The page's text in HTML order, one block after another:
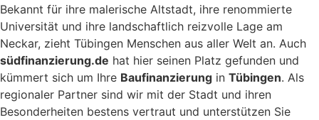
Bekannt für ihre malerische Altstadt, ihre renommierte
Universität und ihre landschaftlich reizvolle Lage am
Neckar, zieht Tübingen Menschen aus aller Welt an. Auch
südfinanzierung.de hat hier seinen Platz gefunden und
kümmert sich um Ihre Baufinanzierung in Tübingen. Als
regionaler Partner sind wir mit der Stadt und ihren
Besonderheiten bestens vertraut und unterstützen Sie